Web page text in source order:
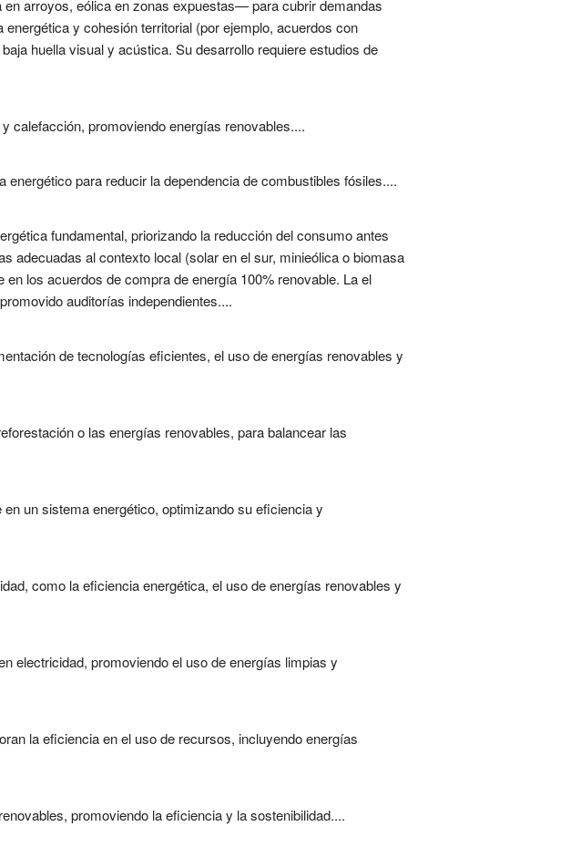
arroyos, eólica en zonas expuestas— para cubrir demandas
y cohesión territorial (por ejemplo, acuerdos con
huella visual y acústica. Su desarrollo requiere estudios de
calefacción, promoviendo energías renovables....
para reducir la dependencia de combustibles fósiles....
fundamental, priorizando la reducción del consumo antes
adecuadas al contexto local (solar en el sur, minieólica o biomasa
los acuerdos de compra de energía 100% renovable. La el
auditorías independientes....
de tecnologías eficientes, el uso de energías renovables y
o las energías renovables, para balancear las
un sistema energético, optimizando su eficiencia y
como la eficiencia energética, el uso de energías renovables y
electricidad, promoviendo el uso de energías limpias y
la eficiencia en el uso de recursos, incluyendo energías
promoviendo la eficiencia y la sostenibilidad....